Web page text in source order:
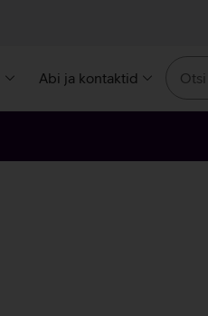
Abi ja kontaktid